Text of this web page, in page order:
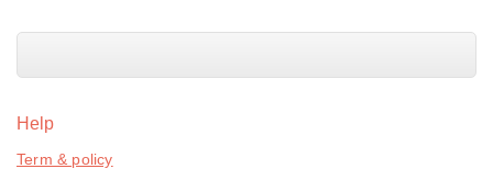
Help
Term & policy